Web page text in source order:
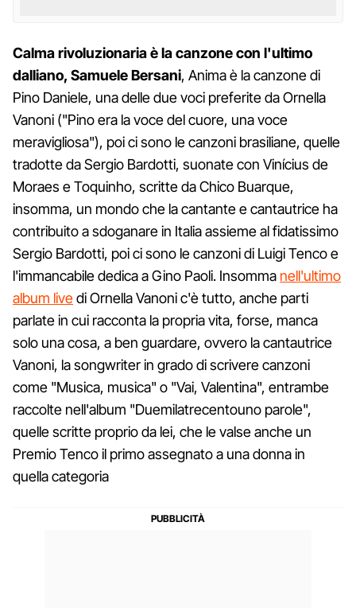
Calma rivoluzionaria è la canzone con l'ultimo
dalliano, Samuele Bersani, Anima è la canzone di
Pino Daniele, una delle due voci preferite da Ornella
Vanoni ("Pino era la voce del cuore, una voce
meravigliosa"), poi ci sono le canzoni brasiliane, quelle
tradotte da Sergio Bardotti, suonate con Vinícius de
Moraes e Toquinho, scritte da Chico Buarque,
insomma, un mondo che la cantante e cantautrice ha
contribuito a sdoganare in Italia assieme al fidatissimo
Sergio Bardotti, poi ci sono le canzoni di Luigi Tenco e
l'immancabile dedica a Gino Paoli. Insomma nell'ultimo
album livedi Ornella Vanoni c'è tutto, anche parti
parlate in cui racconta la propria vita, forse, manca
solo una cosa, a ben guardare, ovvero la cantautrice
Vanoni, la songwriter in grado di scrivere canzoni
come "Musica, musica" o "Vai, Valentina", entrambe
raccolte nell'album "Duemilatrecentouno parole",
quelle scritte proprio da lei, che le valse anche un
Premio Tenco il primo assegnato a una donna in
quella categoria